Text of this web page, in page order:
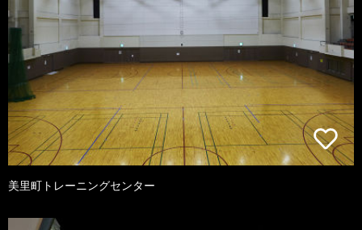
美里町トレーニングセンター